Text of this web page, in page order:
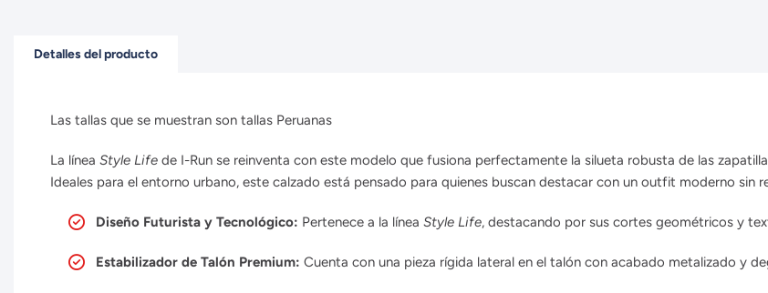
Detalles del producto
Las tallas que se muestran son tallas Peruanas
La línea Style Life de I-Run se reinventa con este modelo que fusiona perfectamente la silueta robusta de las
Ideales para el entorno urbano, este calzado está pensado para quienes buscan destacar con un outfit moderno sin
Diseño Futurista y Tecnológico: Pertenece a la línea Style Life, destacando por sus cortes geométricos y
Estabilizador de Talón Premium: Cuenta con una pieza rígida lateral en el talón con acabado metalizado y